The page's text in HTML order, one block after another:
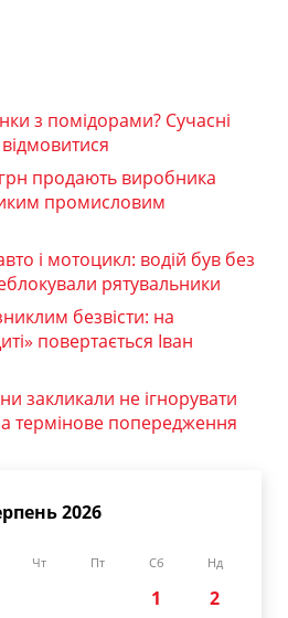
з помідорами? Сучасні
продають виробника
промисловим
і мотоцикл: водій був без
рятувальники
безвісти: на
повертається Іван
закликали не ігнорувати
термінове попередження
2026
Чт Пт Сб Нд
1
2